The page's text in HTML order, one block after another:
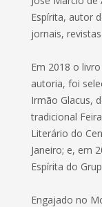
Espírita, autor
jornais,
Em 2018 o
autoria, foi
Irmão Glacus,
tradicional
Literário do
Janeiro; e, em
Espírita do
Engajado no